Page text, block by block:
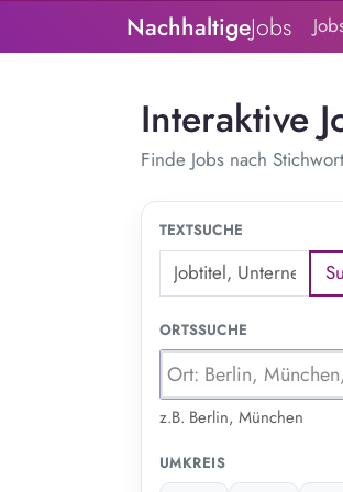
NachhaltigeJobs
Interaktive
Finde Jobs nach
TEXTSUCHE
ORTSSUCHE
z.B. Berlin, München
UMKREIS